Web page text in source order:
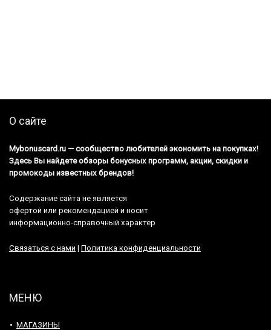
О сайте
Mybonuscard.ru — cообщество любителей экономить на покупках!
Здесь Вы найдете обзоры бонусных программ, акции, скидки и
промокоды известных брендов!
Содержание сайта не является
офертой или рекомендацией и носит
информационно-справочный характер
Связаться с нами | Политика конфиденциальности
МЕНЮ
МАГАЗИНЫ